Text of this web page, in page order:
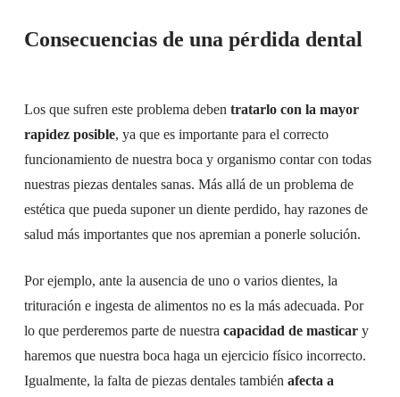
Consecuencias de una pérdida dental
Los que sufren este problema deben tratarlo con la mayor
rapidez posible, ya que es importante para el correcto
funcionamiento de nuestra boca y organismo contar con todas
nuestras piezas dentales sanas. Más allá de un problema de
estética que pueda suponer un diente perdido, hay razones de
salud más importantes que nos apremian a ponerle solución.
Por ejemplo, ante la ausencia de uno o varios dientes, la
trituración e ingesta de alimentos no es la más adecuada. Por
lo que perderemos parte de nuestra capacidad de masticar y
haremos que nuestra boca haga un ejercicio físico incorrecto.
Igualmente, la falta de piezas dentales también afecta a